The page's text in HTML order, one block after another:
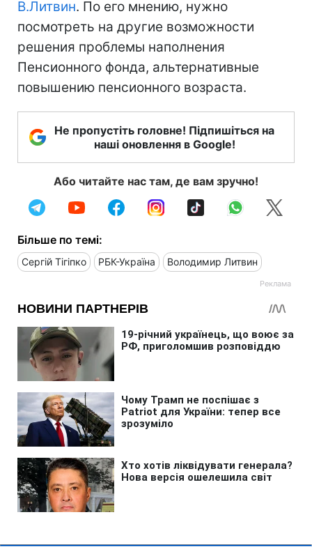
В.Литвин. По его мнению, нужно
посмотреть на другие возможности
решения проблемы наполнения
Пенсионного фонда, альтернативные
повышению пенсионного возраста.
Не пропустіть головне! Підпишіться на
наші оновлення в Google!
Або читайте нас там, де вам зручно!
Більше по темі:
Сергій Тігіпко РБК-Україна Володимир Литвин